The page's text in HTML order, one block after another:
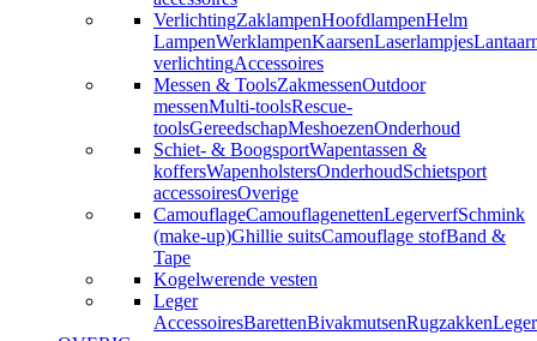
VerlichtingZaklampenHoofdlampenHelm
LampenWerklampenKaarsenLaserlampjes
verlichtingAccessoires
Messen & ToolsZakmessenOutdoor
messenMulti-toolsRescue-
toolsGereedschapMeshoezenOnderhoud
Schiet- & BoogsportWapentassen &
koffersWapenholstersOnderhoudSchietsport
accessoiresOverige
CamouflageCamouflagenettenLegerverfSchmink
(make-up)Ghillie suitsCamouflage stofBand &
Tape
Kogelwerende vesten
Leger
AccessoiresBarettenBivakmutsenRugzakken